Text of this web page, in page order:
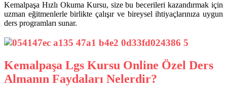
Kemalpaşa Hızlı Okuma Kursu, size bu becerileri kazandırmak için
uzman eğitmenlerle birlikte çalışır ve bireysel ihtiyaçlarınıza uygun
ders programları sunar.
Kemalpaşa Lgs Kursu Online Özel Ders
Almanın Faydaları Nelerdir?